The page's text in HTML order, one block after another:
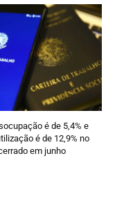
é de 5,4% e
é de 12,9% no
em junho